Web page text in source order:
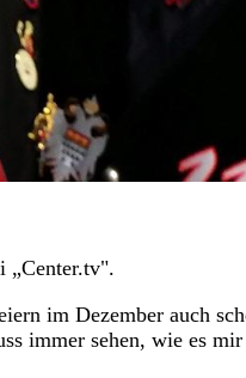
„Center.tv".
im Dezember auch
immer sehen, wie es